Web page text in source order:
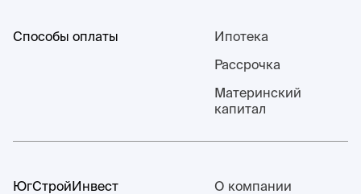
Способы оплаты
Ипотека
Рассрочка
Материнский
капитал
ЮгСтройИнвест
О компании